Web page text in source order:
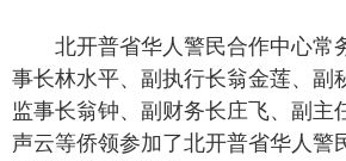
北开普省华人警民合作中心常
事长林水平、副执行长翁金莲、副
监事长翁钟、副财务长庄飞、副主
声云等侨领参加了北开普省华人警